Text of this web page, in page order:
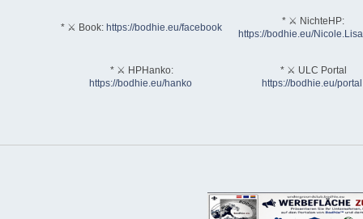
* ⚔ Book: https://bodhie.eu/facebook
* ⚔ NichteHP:
https://bodhie.eu/
* ⚔ HPHanko:
https://bodhie.eu/hanko
* ⚔ ULC Portal
https://bodhie.eu/portal